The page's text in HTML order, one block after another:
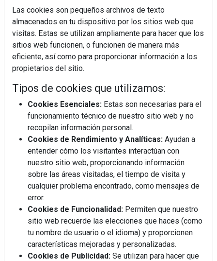
La industrialización, descarbonización y el Plan
BIM España, a debate en REBUILD
MÁS LEÍDOS
La cocina resiste, el mercado duda
MHK Ibérica potencia el crecimiento
de sus asociados con la
marca musterhaus küchen
Diseño, orden y sostenibilidad marcan
¿Por qué la cocina ha destronado al
salón como el espacio favorito de la
casa?
Las cookies son pequeños archivos de texto
almacenados en tu dispositivo por los sitios web que
visitas. Estas se utilizan ampliamente para hacer que los
sitios web funcionen, o funcionen de manera más
eficiente, así como para proporcionar información a los
propietarios del sitio.
Tipos de cookies que utilizamos:
Cookies Esenciales: Estas son necesarias para el
funcionamiento técnico de nuestro sitio web y no
recopilan información personal.
Cookies de Rendimiento y Analíticas: Ayudan a
entender cómo los visitantes interactúan con
nuestro sitio web, proporcionando información
sobre las áreas visitadas, el tiempo de visita y
cualquier problema encontrado, como mensajes de
error.
Cookies de Funcionalidad: Permiten que nuestro
sitio web recuerde las elecciones que haces (como
tu nombre de usuario o el idioma) y proporcionen
características mejoradas y personalizadas.
Cookies de Publicidad: Se utilizan para hacer que